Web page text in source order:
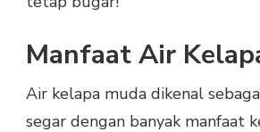
Manfaat Air
Air kelapa muda dikenal
segar dengan banyak manfaat